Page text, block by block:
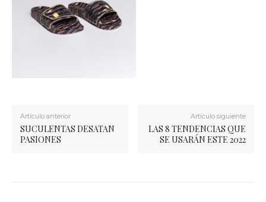
Artículo anterior
SUCULENTAS DESATAN
PASIONES
Artículo siguiente
LAS 8 TENDENCIAS QUE
SE USARÁN ESTE 2022